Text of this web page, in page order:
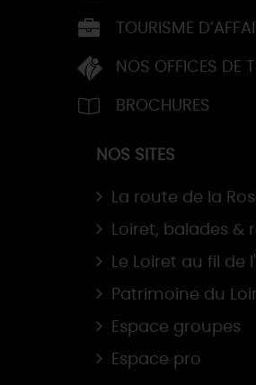
TOURISME
NOS OFFICES DE
BROCHURES
NOS SITES
La route de la
Loiret, balades &
Le Loiret au fil de
Patrimoine du
Espace groupes
Espace pro